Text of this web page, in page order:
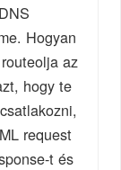
Hogyan
az
hogy te
request
t és